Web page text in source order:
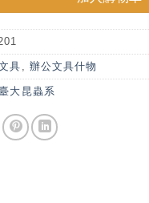
具 , 辦公文具什物
大昆蟲系